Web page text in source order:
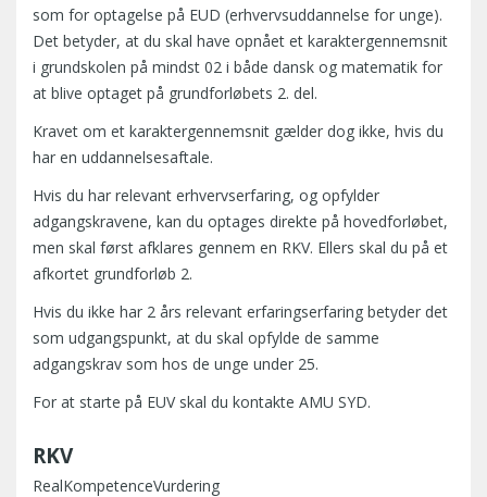
som for optagelse på EUD (erhvervsuddannelse for unge).
Det betyder, at du skal have opnået et karaktergennemsnit
i grundskolen på mindst 02 i både dansk og matematik for
at blive optaget på grundforløbets 2. del.
Kravet om et karaktergennemsnit gælder dog ikke, hvis du
har en uddannelsesaftale.
Hvis du har relevant erhvervserfaring, og opfylder
adgangskravene, kan du optages direkte på hovedforløbet,
men skal først afklares gennem en RKV. Ellers skal du på et
afkortet grundforløb 2.
Hvis du ikke har 2 års relevant erfaringserfaring betyder det
som udgangspunkt, at du skal opfylde de samme
adgangskrav som hos de unge under 25.
For at starte på EUV skal du kontakte AMU SYD.
RKV
RealKompetenceVurdering